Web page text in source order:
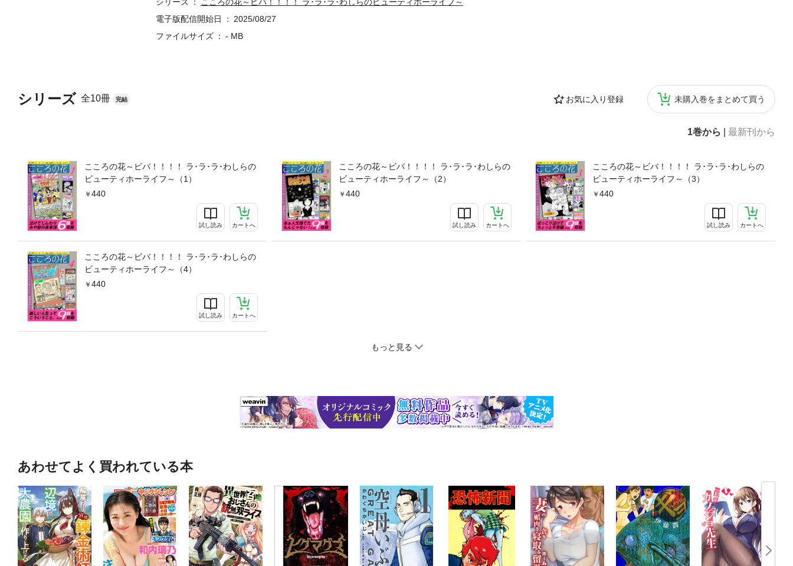
シリーズ 全10冊 完結 お気に入り登録 未購入巻をまとめて買う
1巻から 最新刊から
こころの花～ビバ！！！！ ラ･ラ･ラ･わしらの
ビューティホーライフ～（1）
440
試し読み カートへ
こころの花～ビバ！！！！ ラ･ラ･ラ･わしらの
ビューティホーライフ～（2）
440
試し読み カートへ
こころの花～ビバ！！！！ ラ･ラ･ラ･わしらの
ビューティホーライフ～（3）
440
試し読み カートへ
こころの花～ビバ！！！！ ラ･ラ･ラ･わしらの
ビューティホーライフ～（4）
440
試し読み カートへ
もっと見る
電子版配信開始日
2025/08/27
ファイルサイズ
- MB
あわせてよく買われている本